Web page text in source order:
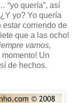
“yo quería”, así
yo? Yo quería
estar corriendo de
que a las ocho!
vamos,
momento! Un
de hechos.